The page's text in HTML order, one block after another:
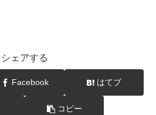
シェアする
Facebook はてブ
コピー